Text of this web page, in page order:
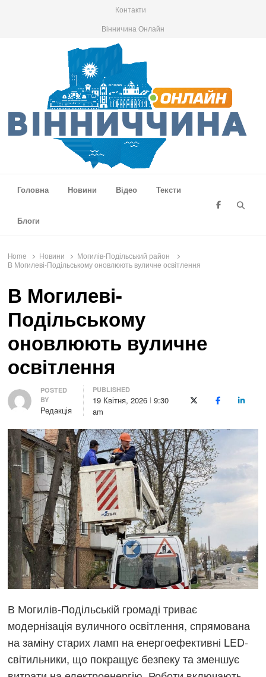
Контакти
Вінничина Онлайн
Головна
Новини Відео Тексти
Блоги
Home Новини
Могилів-Подільський район
В Могилеві-Подільському оновлюють вуличне освітлення
В Могилеві-
Подільському
оновлюють вуличне
освітлення
Author
POSTED
BY
Редакція
PUBLISHED
19 Квітня, 2026
9:30
am
X (Twitter)Facebook
В Могилів-Подільській громаді триває
модернізація вуличного освітлення, спрямована
на заміну старих ламп на енергоефективні LED-
світильники, що покращує безпеку та зменшує